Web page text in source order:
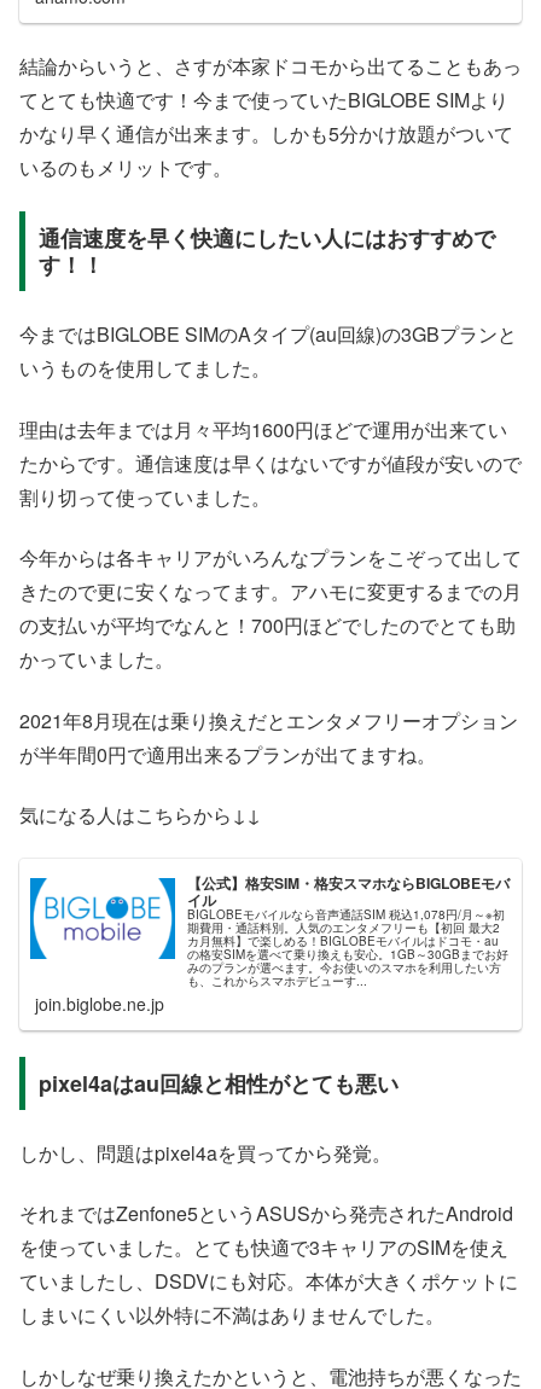
結論からいうと、さすが本家ドコモから出てることもあっ
てとても快適です！今まで使っていたBIGLOBE SIMより
かなり早く通信が出来ます。しかも5分かけ放題がついて
いるのもメリットです。
通信速度を早く快適にしたい人にはおすすめで
す！！
今まではBIGLOBE SIMのAタイプ(au回線)の3GBプランと
いうものを使用してました。
理由は去年までは月々平均1600円ほどで運用が出来てい
たからです。通信速度は早くはないですが値段が安いので
割り切って使っていました。
今年からは各キャリアがいろんなプランをこぞって出して
きたので更に安くなってます。アハモに変更するまでの月
の支払いが平均でなんと！700円ほどでしたのでとても助
かっていました。
2021年8月現在は乗り換えだとエンタメフリーオプション
が半年間0円で適用出来るプランが出てますね。
気になる人はこちらから↓↓
【公式】格安SIM・格安スマホならBIGLOBEモバ
イル
BIGLOBEモバイルなら音声通話SIM 税込1,078円/月～※初
期費用・通話料別。人気のエンタメフリーも【初回 最大2
カ月無料】で楽しめる！BIGLOBEモバイルはドコモ・au
の格安SIMを選べて乗り換えも安心。1GB～30GBまでお好
みのプランが選べます。今お使いのスマホを利用したい方
も、これからスマホデビューす...
join.biglobe.ne.jp
pixel4aはau回線と相性がとても悪い
しかし、問題はpixel4aを買ってから発覚。
それまではZenfone5というASUSから発売されたAndroid
を使っていました。とても快適で3キャリアのSIMを使え
ていましたし、DSDVにも対応。本体が大きくポケットに
しまいにくい以外特に不満はありませんでした。
しかしなぜ乗り換えたかというと、電池持ちが悪くなった